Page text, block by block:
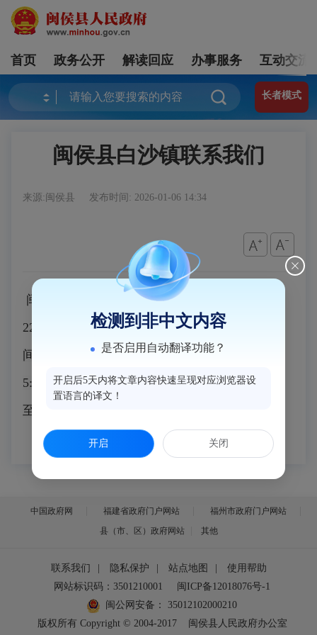
首页 政务公开 解读回应 办事服务 互动交流
长者模式
闽侯县白沙镇联系我们
来源:闽侯县 发布时间: 2026-01-06 14:34
闽侯县白沙镇安平路90号 电话：0591-
22951127，邮箱：mhbszdzb@163.com
间：周一至周五上午8:00至12:00、下午2:30至
5:30，夏时制下午上下班时间顺延，即下午3:00
至6:00。（法定节假日除外）
中国政府网 福建省政府门户网站
福州市政府门户网站
县（市、区）政府网站
其他
联系我们 隐私保护 站点地图
使用帮助
网站标识码：3501210001
闽ICP备12018076号-1
闽公网安备：
35012102000210
版权所有 Copyright © 2004-2017
闽侯县人民政府办公室
检测到非中文内容
是否启用自动翻译功能？
开启后5天内将文章内容快速呈现对应浏览器设
置语言的译文！
开启 关闭